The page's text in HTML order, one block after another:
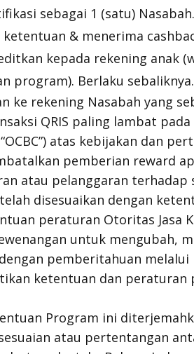
sebagai 1 (satu)
& menerima
kepada rekening anak
program). Berlaku sebaliknya.
ke rekening Nasabah yang
QRIS paling lambat
atas kebijakan dan
pemberian reward
atau pelanggaran
disesuaikan dengan
peraturan Otoritas Jasa
untuk mengubah,
pemberitahuan melalui
ketentuan dan
Program ini
atau pertentangan